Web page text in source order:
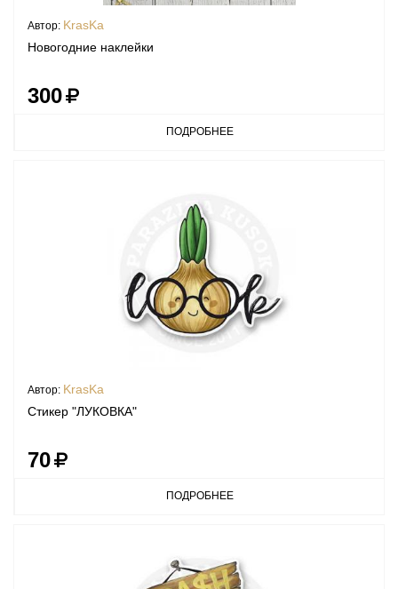
Автор: KrasKa
Новогодние наклейки
300
ПОДРОБНЕЕ
Автор: KrasKa
Стикер "ЛУКОВКА"
70
ПОДРОБНЕЕ